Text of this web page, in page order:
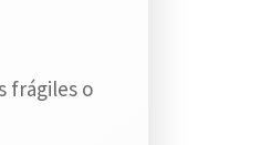
frágiles o